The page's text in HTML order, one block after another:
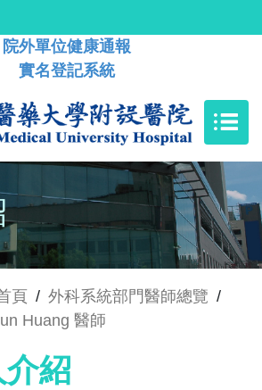
院外單位健康通報
實名登記系統
頁 / 外科系統部門醫師總覽 /
Huang 醫師
紹